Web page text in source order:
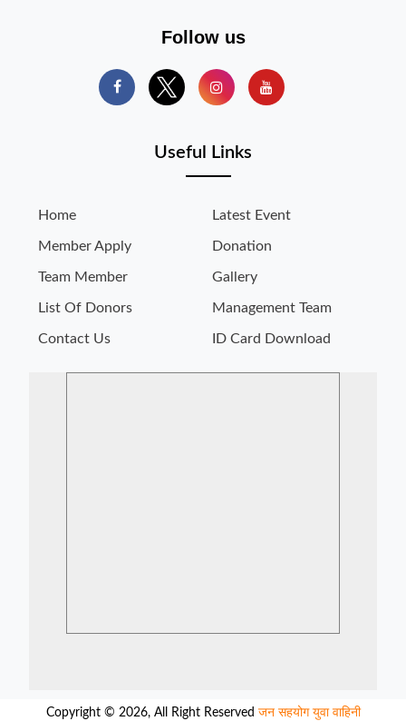
Follow us
Useful Links
Home Latest Event
Member Apply Donation
Team Member Gallery
List Of Donors Management Team
Contact Us ID Card Download
Copyright © 2026, All Right Reserved जन सहयोग युवा वाहिनी